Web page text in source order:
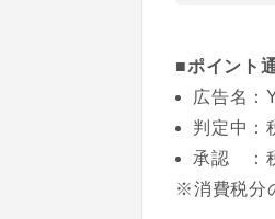
■ポイント
広告名：
判定中：
承認 ：
※消費税分